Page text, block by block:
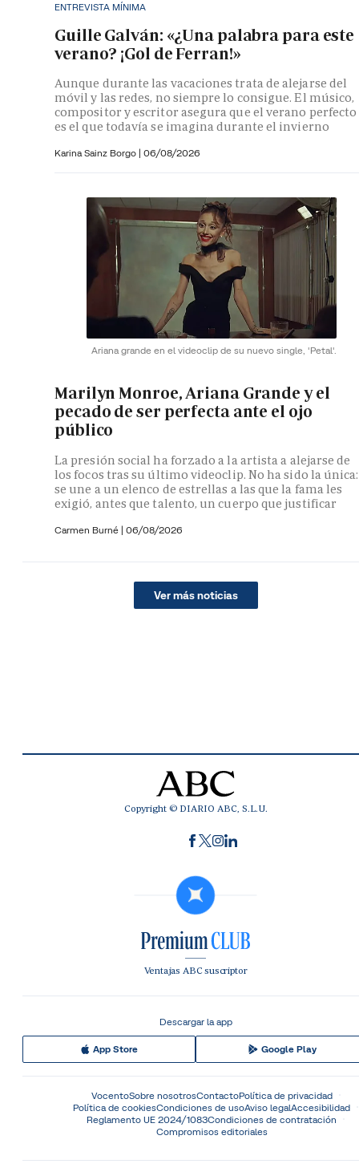
ENTREVISTA MÍNIMA
Guille Galván: «¿Una palabra para este
verano? ¡Gol de Ferran!»
Aunque durante las vacaciones trata de alejarse del
móvil y las redes, no siempre lo consigue. El músico,
compositor y escritor asegura que el verano perfecto
es el que todavía se imagina durante el invierno
Karina Sainz Borgo | 06/08/2026
Ariana grande en el videoclip de su nuevo single, 'Petal'.
Marilyn Monroe, Ariana Grande y el
pecado de ser perfecta ante el ojo
público
La presión social ha forzado a la artista a alejarse de
los focos tras su último videoclip. No ha sido la única:
se une a un elenco de estrellas a las que la fama les
exigió, antes que talento, un cuerpo que justificar
Carmen Burné | 06/08/2026
Ver más noticias
Copyright © DIARIO ABC, S.L.U.
Ventajas ABC suscriptor
Descargar la app
App Store Google Play
VocentoSobre nosotrosContactoPolítica de privacidad
Política de cookiesCondiciones de usoAviso legalAccesibilidad
Reglamento UE 2024/1083Condiciones de contratación
Compromisos editoriales